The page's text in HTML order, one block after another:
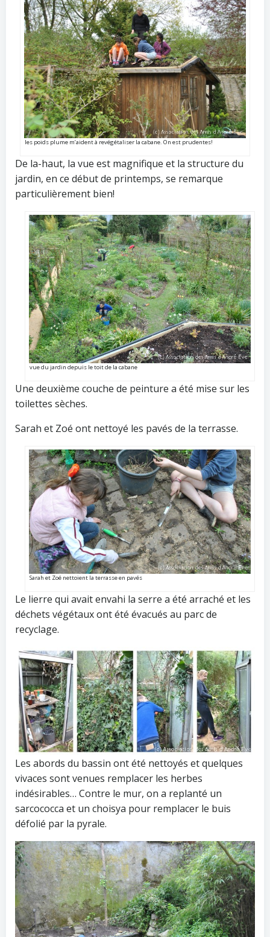
les poids plume m’aident à revégétaliser la cabane. On est prudentes!
De la-haut, la vue est magnifique et la structure du
jardin, en ce début de printemps, se remarque
particulièrement bien!
vue du jardin depuis le toit de la cabane
Une deuxième couche de peinture a été mise sur les
toilettes sèches.
Sarah et Zoé ont nettoyé les pavés de la terrasse.
Sarah et Zoé nettoient la terrasse en pavés
Le lierre qui avait envahi la serre a été arraché et les
déchets végétaux ont été évacués au parc de
recyclage.
Les abords du bassin ont été nettoyés et quelques
vivaces sont venues remplacer les herbes
indésirables… Contre le mur, on a replanté un
sarcococca et un choisya pour remplacer le buis
défolié par la pyrale.